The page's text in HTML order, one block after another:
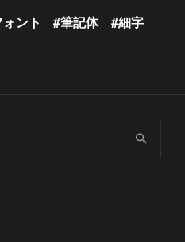
ント 筆記体
細字